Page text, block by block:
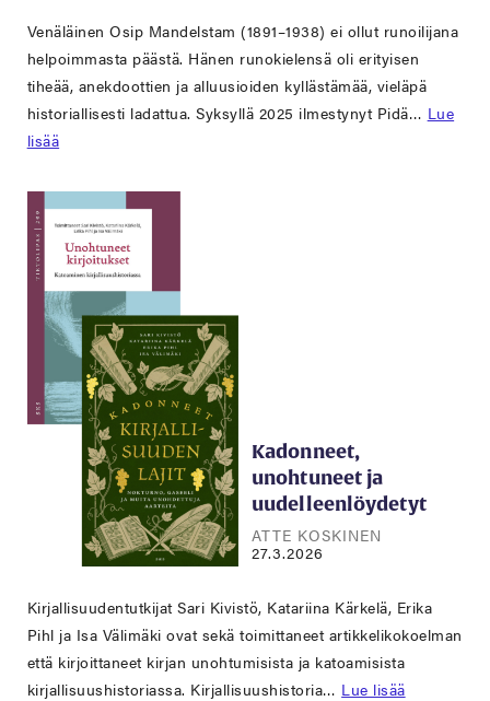
Venäläinen Osip Mandelstam (1891–1938) ei ollut runoilijana
helpoimmasta päästä. Hänen runokielensä oli erityisen
tiheää, anekdoottien ja alluusioiden kyllästämää, vieläpä
historiallisesti ladattua. Syksyllä 2025 ilmestynyt Pidä… Lue
lisää
Kadonneet,
unohtuneet ja
uudelleenlöydetyt
ATTE KOSKINEN
27.3.2026
Kirjallisuudentutkijat Sari Kivistö, Katariina Kärkelä, Erika
Pihl ja Isa Välimäki ovat sekä toimittaneet artikkelikokoelman
että kirjoittaneet kirjan unohtumisista ja katoamisista
kirjallisuushistoriassa. Kirjallisuushistoria… Lue lisää